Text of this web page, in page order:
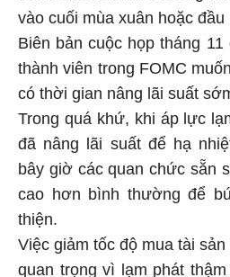
vào cuối mùa xuân hoặc đầu
Biên bản cuộc họp tháng
thành viên trong FOMC
có thời gian nâng lãi suất
Trong quá khứ, khi áp lực
đã nâng lãi suất để hạ
bây giờ các quan chức sẵn
cao hơn bình thường để
thiện.
Việc giảm tốc độ mua tài
quan trọng vì lạm phát